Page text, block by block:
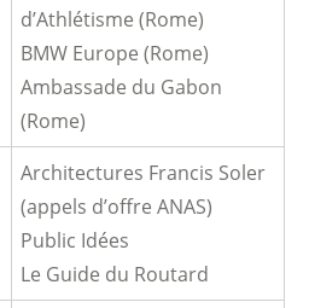
d’Athlétisme (Rome)
BMW Europe (Rome)
Ambassade du Gabon
(Rome)
Architectures Francis Soler
(appels d’offre ANAS)
Public Idées
Le Guide du Routard